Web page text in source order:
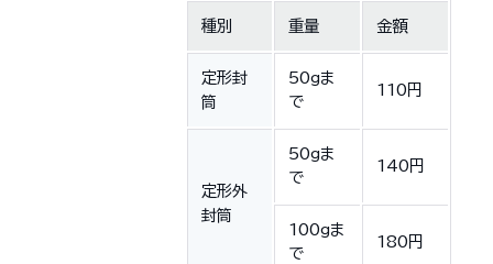
種別 重量 金額
定形封
筒
50gま
で
110円
定形外
封筒
50gま
で
140円
100gま
で
180円